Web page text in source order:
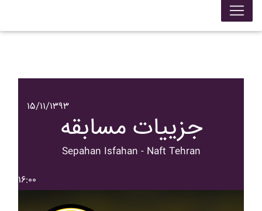
۱۵/۱۱/۱۳۹۳
جزییات مسابقه
Sepahan Isfahan - Naft Tehran
۱۶:۰۰